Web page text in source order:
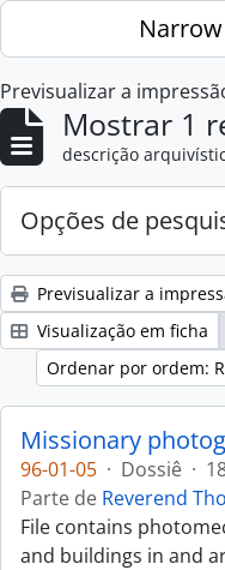
Skip to main content
Previsualizar a
Mostrar 1
descrição
Opções de
Previsualizar a
Visualização em ficha
Ordenar por ordem:
Missionary
96-01-05 · Dossiê ·
Parte de Reverend
File contains
and buildings in and